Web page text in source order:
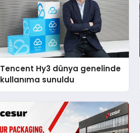
Tencent Hy3 dünya genelinde
kullanıma sunuldu